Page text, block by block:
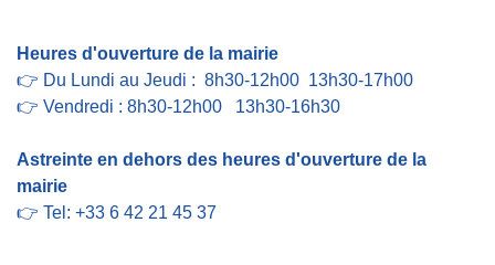
Heures d'ouverture de la mairie
👉 Du Lundi au Jeudi : 8h30-12h00 13h30-17h00
👉 Vendredi : 8h30-12h00 13h30-16h30
Astreinte en dehors des heures d'ouverture de la
mairie
👉 Tel: +33 6 42 21 45 37